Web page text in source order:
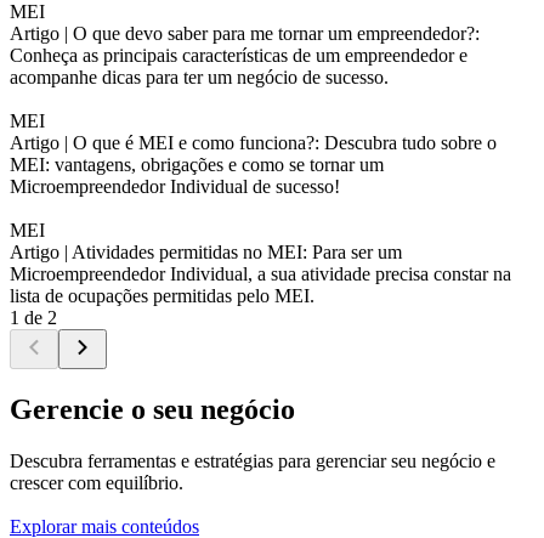
MEI
Artigo | O que devo saber para me tornar um empreendedor?:
Conheça as principais características de um empreendedor e
acompanhe dicas para ter um negócio de sucesso.
MEI
Artigo | O que é MEI e como funciona?: Descubra tudo sobre o
MEI: vantagens, obrigações e como se tornar um
Microempreendedor Individual de sucesso!
MEI
Artigo | Atividades permitidas no MEI: Para ser um
Microempreendedor Individual, a sua atividade precisa constar na
lista de ocupações permitidas pelo MEI.
1 de 2
Gerencie o seu negócio
Descubra ferramentas e estratégias para gerenciar seu negócio e
crescer com equilíbrio.
Explorar mais conteúdos